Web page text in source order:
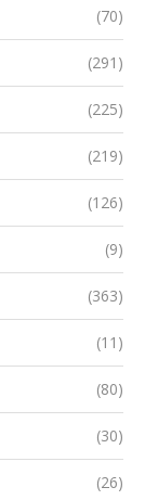
(70)
(291)
(225)
(219)
(126)
(9)
(363)
(11)
(80)
(30)
(26)